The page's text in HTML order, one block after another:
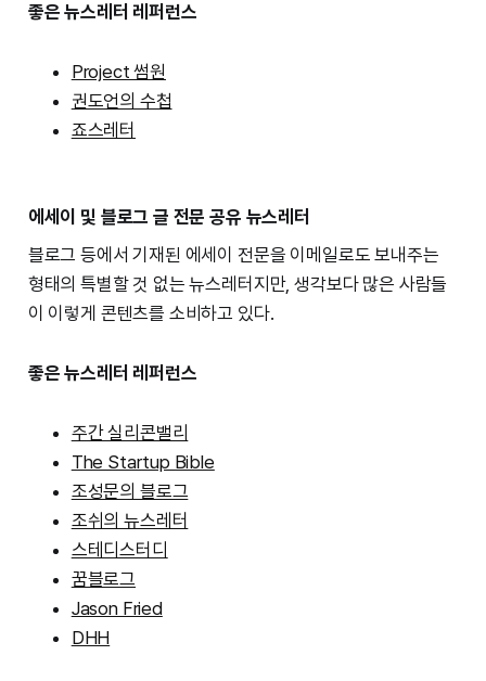
좋은 뉴스레터 레퍼런스
Project 썸원
권도언의 수첩
죠스레터
에세이 및 블로그 글 전문 공유 뉴스레터
블로그 등에서 기재된 에세이 전문을 이메일로도 보내주는
형태의 특별할 것 없는 뉴스레터지만, 생각보다 많은 사람들
이 이렇게 콘텐츠를 소비하고 있다.
좋은 뉴스레터 레퍼런스
주간 실리콘밸리
The Startup Bible
조성문의 블로그
조쉬의 뉴스레터
스테디스터디
꿈블로그
Jason Fried
DHH